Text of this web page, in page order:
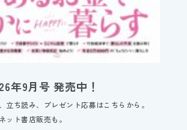
年9月号 発売中！
立ち読み、プレゼント応募はこちらから。
ット書店販売も。